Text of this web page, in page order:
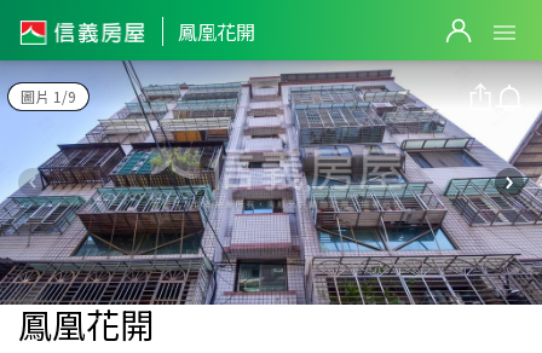
鳳凰花開
圖片 1/9
鳳凰花開